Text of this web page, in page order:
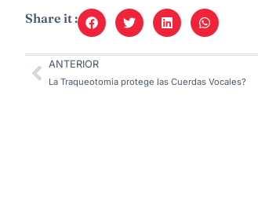
Share it :
ANTERIOR
La Traqueotomia protege las Cuerdas Vocales?